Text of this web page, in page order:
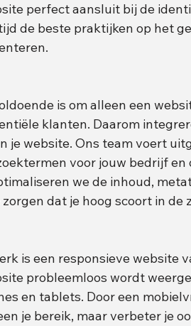
perfect aansluit bij de
de beste praktijken op het
is om alleen een
klanten. Daarom
je website. Ons team voert
voor jouw bedrijf en
we de inhoud,
dat je hoog scoort in de
is een responsieve website
probleemloos wordt
en tablets. Door een
je bereik, maar verbeter je